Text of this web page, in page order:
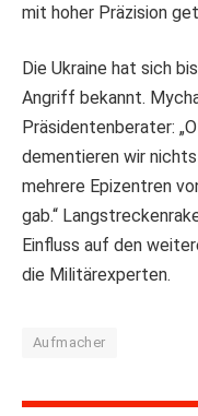
mit hoher Präzision
Die Ukraine hat sich
Angriff bekannt.
Präsidentenberater:
dementieren wir
mehrere Epizentren
gab.“
Einfluss auf den
die Militärexperten.
Aufmacher